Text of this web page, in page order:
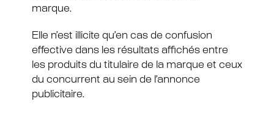
marque.
Elle n’est illicite qu’en cas de confusion
effective dans les résultats affichés entre
les produits du titulaire de la marque et ceux
du concurrent au sein de l’annonce
publicitaire.